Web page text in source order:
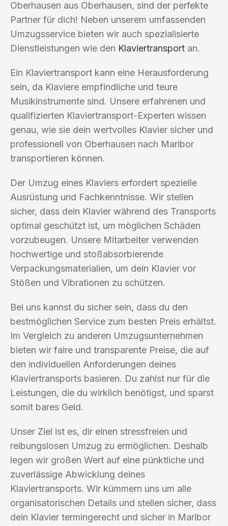
Oberhausen aus Oberhausen, sind der perfekte
Partner für dich! Neben unserem umfassenden
Umzugsservice bieten wir auch spezialisierte
Dienstleistungen wie den Klaviertransport an.
Ein Klaviertransport kann eine Herausforderung
sein, da Klaviere empfindliche und teure
Musikinstrumente sind. Unsere erfahrenen und
qualifizierten Klaviertransport-Experten wissen
genau, wie sie dein wertvolles Klavier sicher und
professionell von Oberhausen nach Maribor
transportieren können.
Der Umzug eines Klaviers erfordert spezielle
Ausrüstung und Fachkenntnisse. Wir stellen
sicher, dass dein Klavier während des Transports
optimal geschützt ist, um möglichen Schäden
vorzubeugen. Unsere Mitarbeiter verwenden
hochwertige und stoßabsorbierende
Verpackungsmaterialien, um dein Klavier vor
Stößen und Vibrationen zu schützen.
Bei uns kannst du sicher sein, dass du den
bestmöglichen Service zum besten Preis erhältst.
Im Vergleich zu anderen Umzugsunternehmen
bieten wir faire und transparente Preise, die auf
den individuellen Anforderungen deines
Klaviertransports basieren. Du zahlst nur für die
Leistungen, die du wirklich benötigst, und sparst
somit bares Geld.
Unser Ziel ist es, dir einen stressfreien und
reibungslosen Umzug zu ermöglichen. Deshalb
legen wir großen Wert auf eine pünktliche und
zuverlässige Abwicklung deines
Klaviertransports. Wir kümmern uns um alle
organisatorischen Details und stellen sicher, dass
dein Klavier termingerecht und sicher in Maribor